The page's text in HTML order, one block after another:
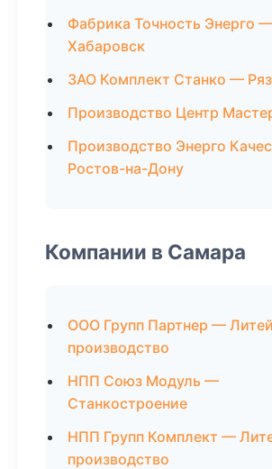
Фабрика Точность Энерго —
Хабаровск
ЗАО Комплект Станко —
Производство Центр
Производство Энерго
Ростов-на-Дону
Компании в Самара
ООО Групп Партнер —
производство
НПП Союз Модуль —
Станкостроение
НПП Групп Комплект —
производство